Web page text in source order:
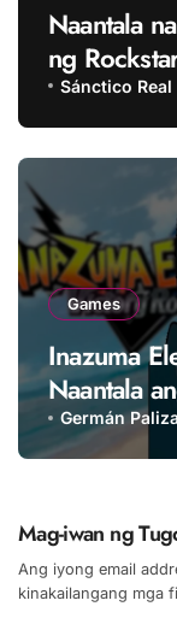
Naantala
ng
buong
Sánctico Real
Games
Inazuma
Naantala
Germán
Mag-iwan ng
Ang iyong email
kinakailangang mga